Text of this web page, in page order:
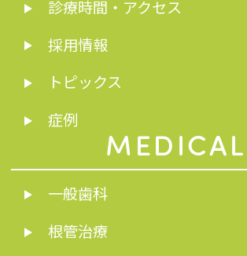
診療時間・アクセス
採用情報
トピックス
症例
MEDICAL
一般歯科
根管治療